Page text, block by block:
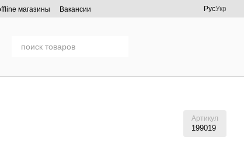
магазины
Вакансии
РусУкр
Артикул
199019